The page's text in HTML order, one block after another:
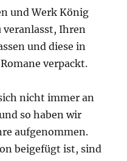
und Werk König
veranlasst, Ihren
und diese in
verpackt.
nicht immer an
so haben wir
aufgenommen.
beigefügt ist, sind